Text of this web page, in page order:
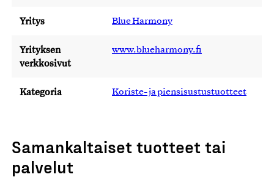
Yritys Blue Harmony
Yrityksen
verkkosivut
www.blueharmony.fi
Kategoria Koriste- ja piensisustustuotteet
Samankaltaiset tuotteet tai
palvelut